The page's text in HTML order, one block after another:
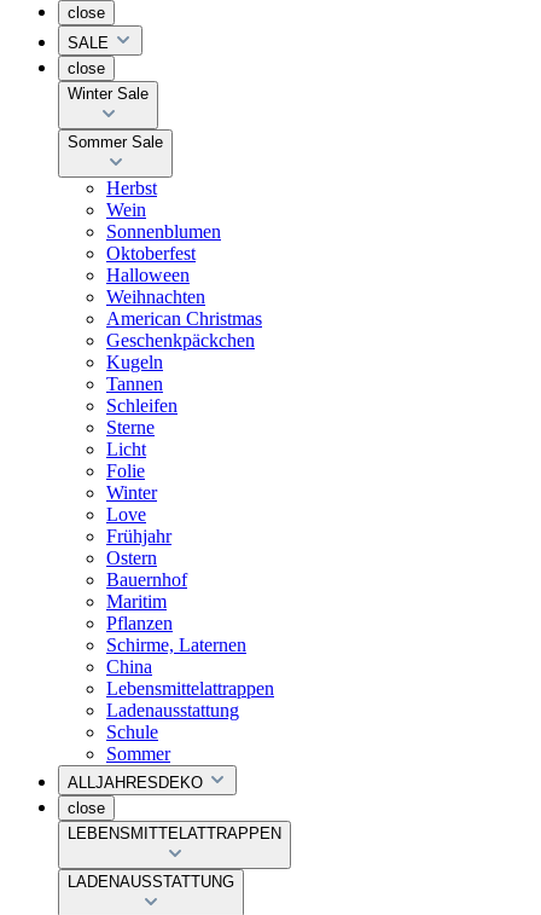
close
SALE
close
Winter Sale
Sommer Sale
Herbst
Wein
Sonnenblumen
Oktoberfest
Halloween
Weihnachten
American Christmas
Geschenkpäckchen
Kugeln
Tannen
Schleifen
Sterne
Licht
Folie
Winter
Love
Frühjahr
Ostern
Bauernhof
Maritim
Pflanzen
Schirme, Laternen
China
Lebensmittelattrappen
Ladenausstattung
Schule
Sommer
ALLJAHRESDEKO
close
LEBENSMITTELATTRAPPEN
LADENAUSSTATTUNG